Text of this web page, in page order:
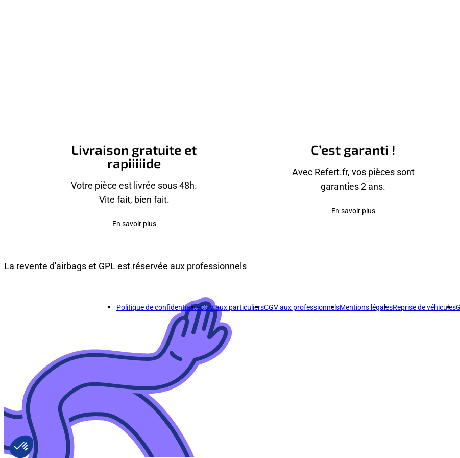
Livraison gratuite et
rapiiiiide
Votre pièce est livrée sous 48h.
Vite fait, bien fait.
En savoir plus
C’est garanti !
Avec Refert.fr, vos pièces sont
garanties 2 ans.
En savoir plus
La revente d'airbags et GPL est réservée aux professionnels
Politique de confidentialitéCGV aux particuliersCGV aux professionnelsMentions légalesReprise de véhicules